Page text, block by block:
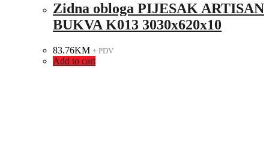
Zidna obloga PIJESAK ARTISAN
BUKVA K013 3030x620x10
83.76KM + PDV
Add to cart